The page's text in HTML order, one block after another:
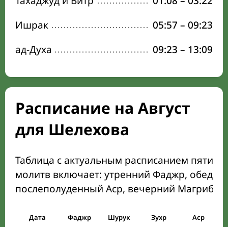
Ишрак
05:57 – 09:23
ад-Духа
09:23 – 13:09
Расписание на Август
для Шелехова
Таблица с актуальным расписанием пяти
молитв включает: утренний Фаджр,
послеполуденный Аср, вечерний Магриб
Дата Фаджр Шурук Зухр Аср